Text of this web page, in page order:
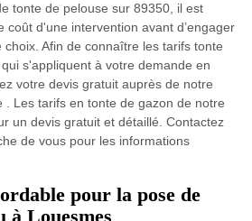
tonte de pelouse sur 89350, il est
coût d'une intervention avant d’engager
Afin de connaître les tarifs tonte
s'appliquent à votre demande en
votre devis gratuit auprès de notre
. Les tarifs en tonte de gazon de notre
un devis gratuit et détaillé. Contactez
de vous pour les informations
pour la pose de
à Louesmes